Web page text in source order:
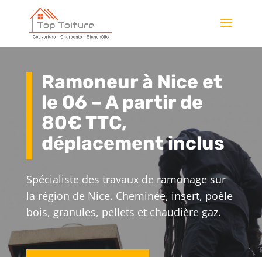
Ramoneur à Nice et
le 06 – A partir de
80€ TTC,
déplacement inclus
Spécialiste des travaux de ramonage sur
la région de Nice. Cheminée, insert, poêle
bois, granules, pellets et chaudière gaz.